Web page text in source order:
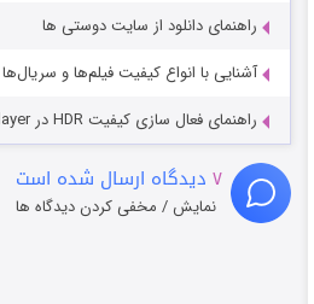
راهنمای دانلود از سایت دوستی ها
آشنایی با انواع کیفیت فیلم‌ها و سریال‌ها
راهنمای فعال سازی کیفیت HDR در PotPlayer
۷ دیدگاه ارسال شده است
نمایش / مخفی کردن دیدگاه ها